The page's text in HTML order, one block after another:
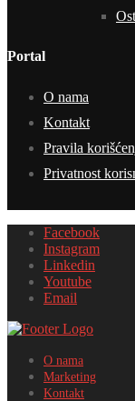
Portal
O nama
Kontakt
Pravila
Privatnost
Facebook
Instagram
Linkedin
Youtube
Email
O nama
Marketing
Kontakt